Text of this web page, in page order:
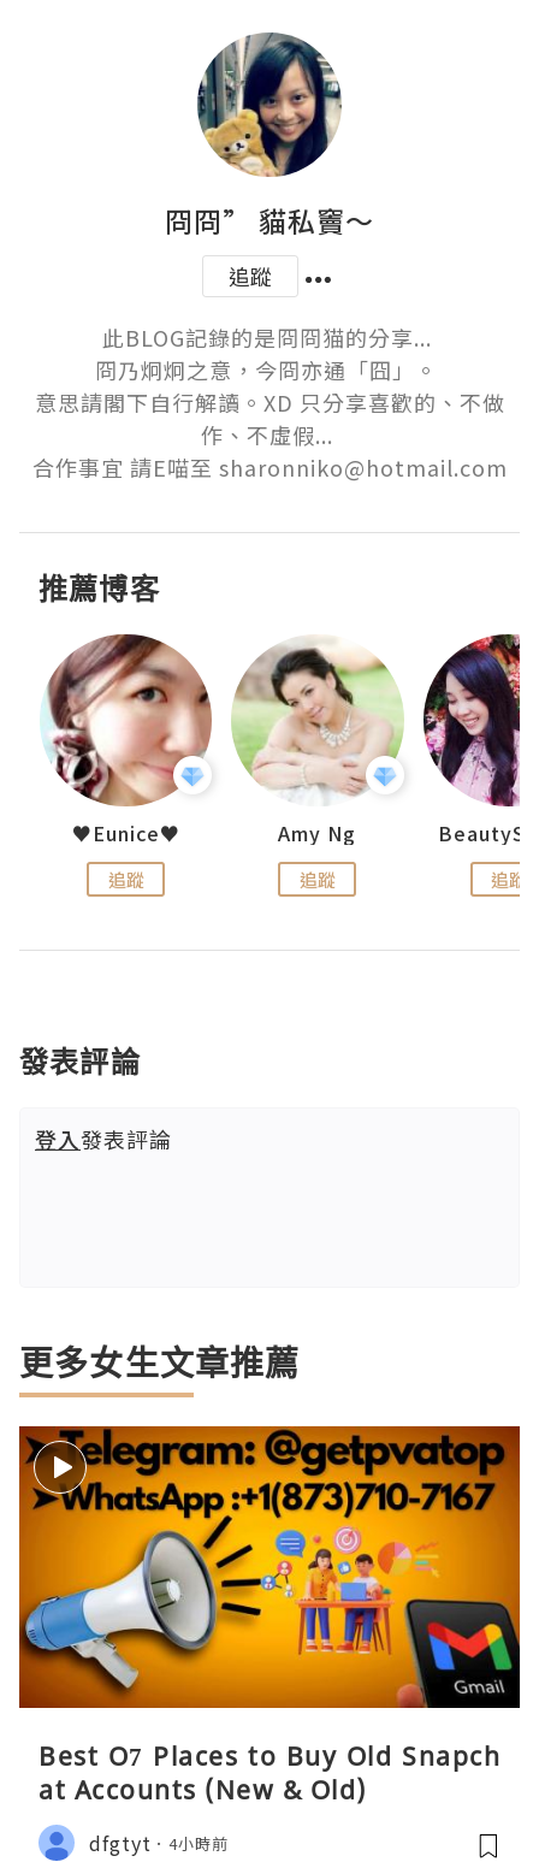
冏冏” 貓私竇～
追蹤
此BLOG記錄的是冏冏猫的分享...
冏乃炯炯之意，今冏亦通「囧」。
意思請閣下自行解讀。XD 只分享喜歡的、不做
作、不虛假...
合作事宜 請E喵至 sharonniko@hotmail.com
推薦博客
♥Eunice♥
追蹤
Amy Ng
追蹤 追蹤
發表評論
登入發表評論
更多女生文章推薦
Best O7 Places to Buy Old Snapch
at Accounts (New & Old)
dfgtyt 4小時前